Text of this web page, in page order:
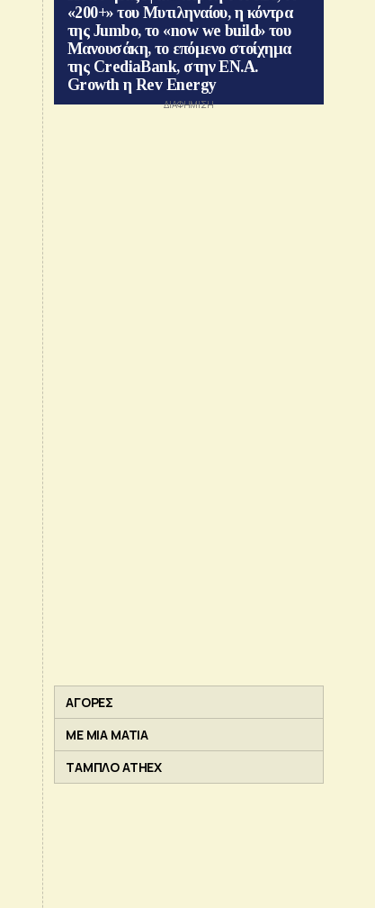
«200+» του Μυτιληναίου, η κόντρα
της Jumbo, το «now we build» του
Μανουσάκη, το επόμενο στοίχημα
της CrediaBank, στην ΕΝ.Α.
Growth η Rev Energy
ΑΓΟΡΕΣ
ΜΕ ΜΙΑ ΜΑΤΙΑ
ΤΑΜΠΛΟ ATHEX